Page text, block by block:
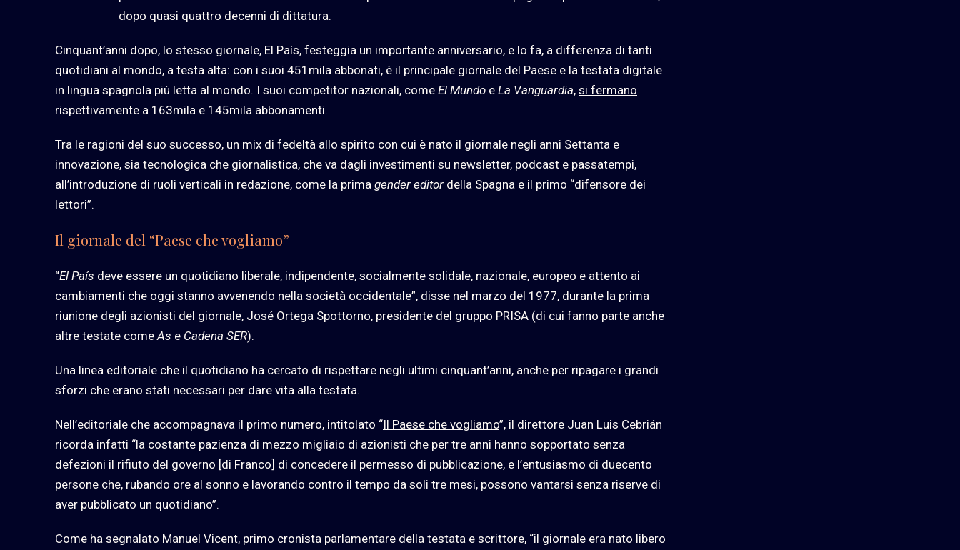
dopo quasi quattro decenni di dittatura.
Cinquant’anni dopo, lo stesso giornale, El País, festeggia un importante anniversario, e lo fa, a differenza di tanti
quotidiani al mondo, a testa alta: con i suoi 451mila abbonati, è il principale giornale del Paese e la testata digitale
in lingua spagnola più letta al mondo. I suoi competitor nazionali, come El Mundo e La Vanguardia, si fermano
rispettivamente a 163mila e 145mila abbonamenti.
Tra le ragioni del suo successo, un mix di fedeltà allo spirito con cui è nato il giornale negli anni Settanta e
innovazione, sia tecnologica che giornalistica, che va dagli investimenti su newsletter, podcast e passatempi,
all’introduzione di ruoli verticali in redazione, come la prima gender editor della Spagna e il primo “difensore dei
lettori”.
Il giornale del “Paese che vogliamo”
“El País deve essere un quotidiano liberale, indipendente, socialmente solidale, nazionale, europeo e attento ai
cambiamenti che oggi stanno avvenendo nella società occidentale”, disse nel marzo del 1977, durante la prima
riunione degli azionisti del giornale, José Ortega Spottorno, presidente del gruppo PRISA (di cui fanno parte anche
altre testate come As e Cadena SER).
Una linea editoriale che il quotidiano ha cercato di rispettare negli ultimi cinquant’anni, anche per ripagare i grandi
sforzi che erano stati necessari per dare vita alla testata.
Nell’editoriale che accompagnava il primo numero, intitolato “Il Paese che vogliamo”, il direttore Juan Luis Cebrián
ricorda infatti “la costante pazienza di mezzo migliaio di azionisti che per tre anni hanno sopportato senza
defezioni il rifiuto del governo [di Franco] di concedere il permesso di pubblicazione, e l’entusiasmo di duecento
persone che, rubando ore al sonno e lavorando contro il tempo da soli tre mesi, possono vantarsi senza riserve di
aver pubblicato un quotidiano”.
Come ha segnalato Manuel Vicent, primo cronista parlamentare della testata e scrittore, “il giornale era nato libero